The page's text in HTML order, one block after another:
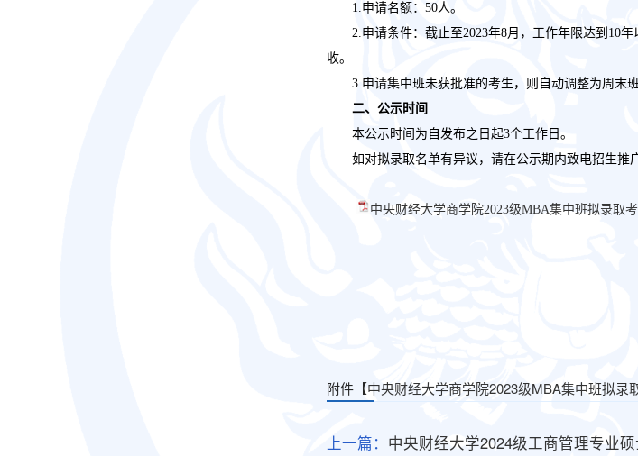
1.申请名额：50人。
2.申请条件：截止至2023年8月，工作年限达到10
收。
3.申请集中班未获批准的考生，则自动调整为周末班
二、公示时间
本公示时间为自发布之日起3个工作日。
如对拟录取名单有异议，请在公示期内致电招生推
中央财经大学商学院2023级MBA集中班拟录取
附件【中央财经大学商学院2023级MBA集中班拟录
上一篇： 中央财经大学2024级工商管理专业